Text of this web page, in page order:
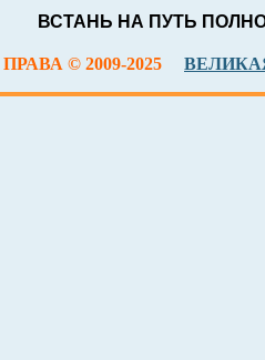
ВСТАНЬ НА ПУТЬ
© 2009-2025